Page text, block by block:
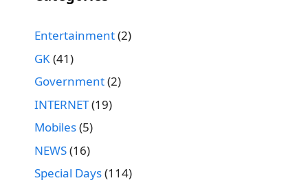
Entertainment(2)
GK(41)
Government(2)
INTERNET(19)
Mobiles(5)
NEWS(16)
Special Days(114)